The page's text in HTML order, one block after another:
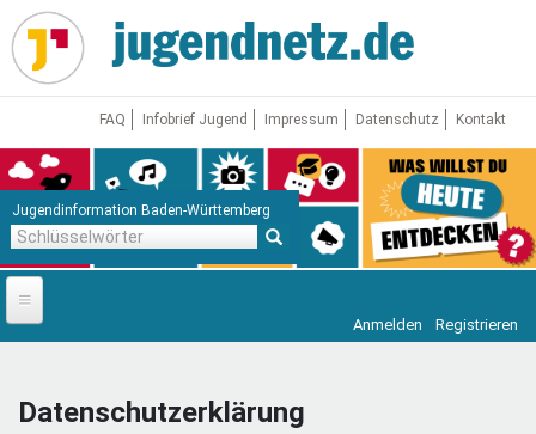
Direkt
zum
Inhalt
FAQ Infobrief Jugend Impressum Datenschutz Kontakt
Jugendinformation Baden-Württemberg
Startseite
Jugendnetz
Anmelden Registrieren
Datenschutzerklärung